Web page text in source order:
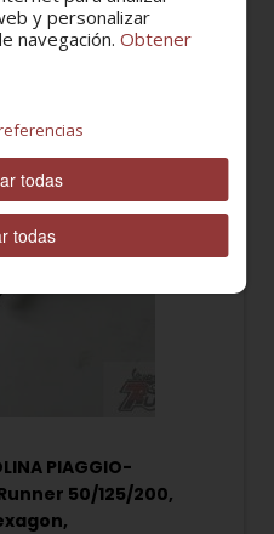
PIAGGIO-
Runner 50/125/200,
y personalizar
navegación.Obtener
todas
todas